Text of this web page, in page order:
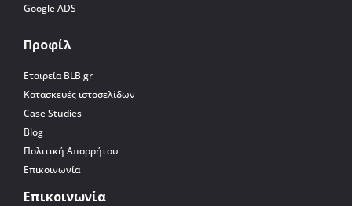
Google ADS
Προφίλ
Εταιρεία BLB.gr
Κατασκευές ιστοσελίδων
Case Studies
Blog
Πολιτική Απορρήτου
Επικοινωνία
Επικοινωνία